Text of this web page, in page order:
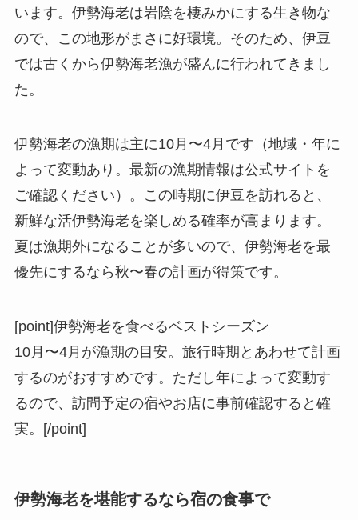
います。伊勢海老は岩陰を棲みかにする生き物な
ので、この地形がまさに好環境。そのため、伊豆
では古くから伊勢海老漁が盛んに行われてきまし
た。
伊勢海老の漁期は主に10月〜4月です（地域・年に
よって変動あり。最新の漁期情報は公式サイトを
ご確認ください）。この時期に伊豆を訪れると、
新鮮な活伊勢海老を楽しめる確率が高まります。
夏は漁期外になることが多いので、伊勢海老を最
優先にするなら秋〜春の計画が得策です。
[point]伊勢海老を食べるベストシーズン
10月〜4月が漁期の目安。旅行時期とあわせて計画
するのがおすすめです。ただし年によって変動す
るので、訪問予定の宿やお店に事前確認すると確
実。[/point]
伊勢海老を堪能するなら宿の食事で